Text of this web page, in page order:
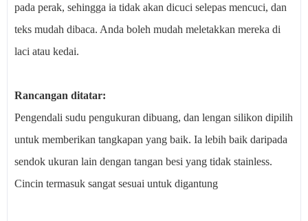
pada perak, sehingga ia tidak akan dicuci selepas mencuci, dan
teks mudah dibaca. Anda boleh mudah meletakkan mereka di
laci atau kedai.
Rancangan ditatar:
Pengendali sudu pengukuran dibuang, dan lengan silikon dipilih
untuk memberikan tangkapan yang baik. Ia lebih baik daripada
sendok ukuran lain dengan tangan besi yang tidak stainless.
Cincin termasuk sangat sesuai untuk digantung